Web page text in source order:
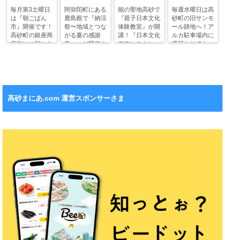
毎月第3土曜日
は『朝ごぱん
市』開催です！
高砂町の銀座商
店街には朝から
阿弥陀町にある
鹿島殿で『納涼
祭〜地域とつな
がる夏の感謝
祭〜』が開催さ
能の聖地高砂で
『親子日本文化
体験教室』が開
講！『日本文化
デモンストレー
毎週水曜日は高
砂町の旧サンモ
ール跡地へ！ア
ルカ駐車場内に
週替わりでキッ
高砂まにあ.com 運営スポンサーさま